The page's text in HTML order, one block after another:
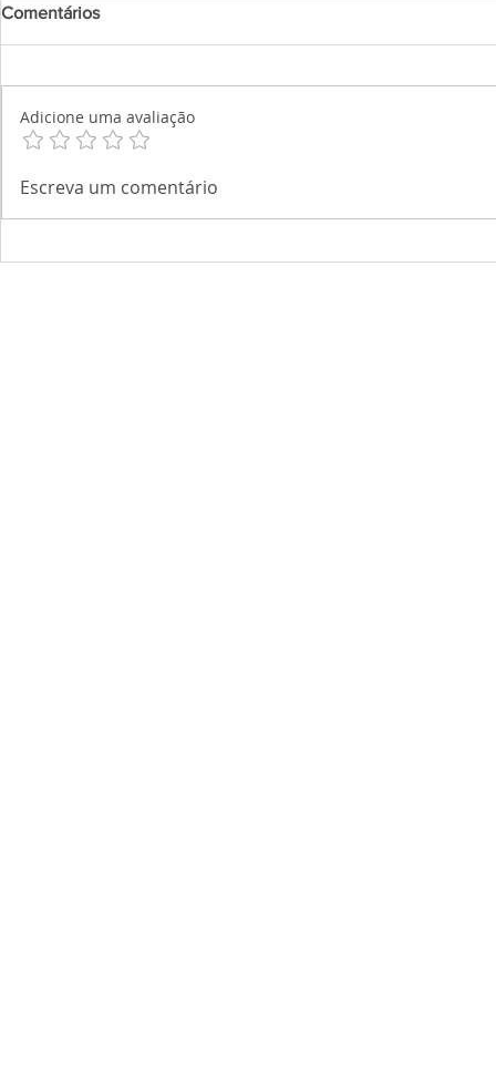
Comentários
Adicione uma avaliação
Escreva um comentário